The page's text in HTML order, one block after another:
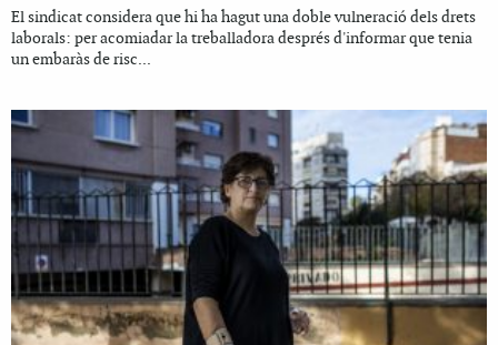
El sindicat considera que hi ha hagut una doble vulneració dels drets
laborals: per acomiadar la treballadora després d'informar que tenia
un embaràs de risc...